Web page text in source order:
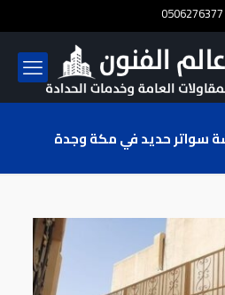
0506276377
سواتر حديد في مكة وجدة